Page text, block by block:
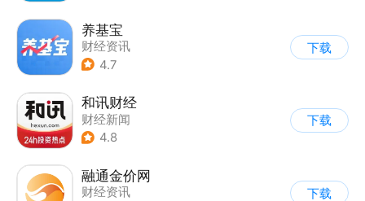
养基宝
财经资讯
4.7
下载
和讯财经
财经新闻
4.8
下载
融通金价网
财经资讯
下载